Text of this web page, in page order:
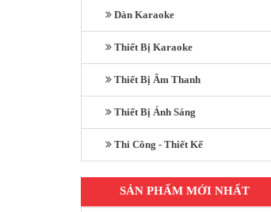
Dàn Karaoke
Thiết Bị Karaoke
Thiết Bị Âm Thanh
Thiết Bị Ánh Sáng
Thi Công - Thiết Kế
SẢN PHẨM MỚI NHẤT